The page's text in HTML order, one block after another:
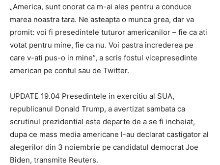
„America, sunt onorat ca m-ai ales pentru a conduce
marea noastra tara. Ne asteapta o munca grea, dar va
promit: voi fi presedintele tuturor americanilor – fie ca ati
votat pentru mine, fie ca nu. Voi pastra increderea pe
care v-ati pus-o in mine”, a scris fostul vicepresedinte
american pe contul sau de Twitter.
UPDATE 19.04 Presedintele in exercitiu al SUA,
republicanul Donald Trump, a avertizat sambata ca
scrutinul prezidential este departe de a se fi incheiat,
dupa ce mass media americane l-au declarat castigator al
alegerilor din 3 noiembrie pe candidatul democrat Joe
Biden, transmite Reuters.